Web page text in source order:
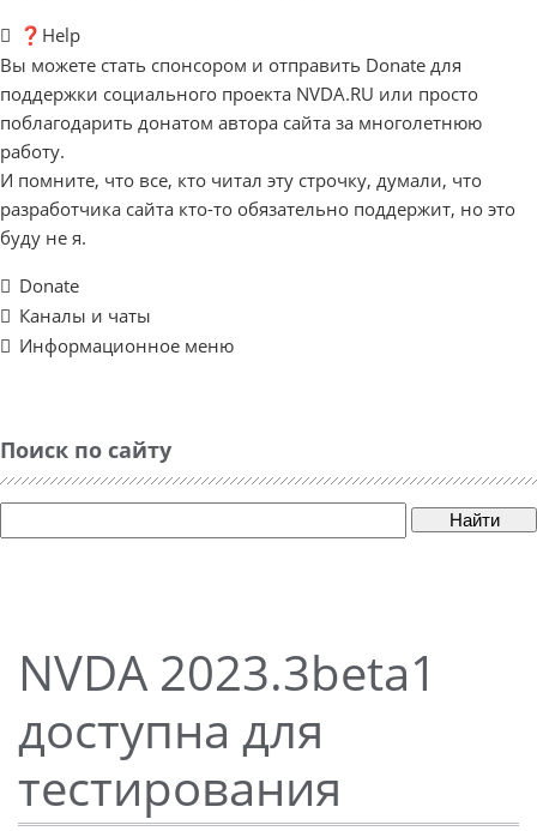
❓Help
Вы можете стать спонсором и отправить Donate для
поддержки социального проекта NVDA.RU или просто
поблагодарить донатом автора сайта за многолетнюю
работу.
И помните, что все, кто читал эту строчку, думали, что
разработчика сайта кто-то обязательно поддержит, но это
буду не я.
Donate
Каналы и чаты
Информационное меню
Поиск по сайту
Найти
NVDA 2023.3beta1
доступна для
тестирования